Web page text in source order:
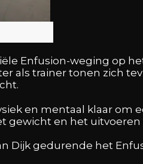
Enfusion-weging op
als trainer tonen zich
en mentaal klaar
gewicht en het
Dijk gedurende het